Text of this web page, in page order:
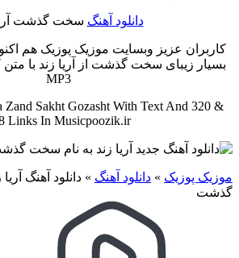
دانلود آهنگ سخت گذشت
کاربران عزیز وبسایت موزیک پوزیک هم
بسیار زیبای سخت گذشت از آریا زند با
MP3
Sakht Gozasht With Text And 320 &
Links In Musicpoozik.ir
موزیک پوزیک » دانلود آهنگ » دانلود آهنگ
گذشت